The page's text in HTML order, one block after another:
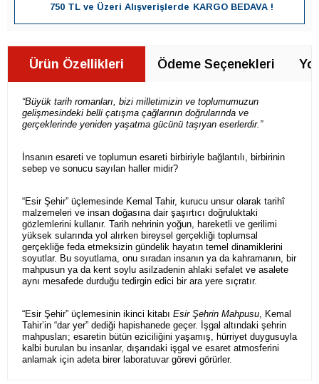
750 TL ve Üzeri Alışverişlerde KARGO BEDAVA !
Ürün Özellikleri Ödeme Seçenekleri
“Büyük tarih romanları, bizi milletimizin ve toplumumuzun
gelişmesindeki belli çatışma çağlarının doğrularında ve
gerçeklerinde yeniden yaşatma gücünü taşıyan eserlerdir.”
İnsanın esareti ve toplumun esareti birbiriyle bağlantılı, birbirinin
sebep ve sonucu sayılan haller midir?
“Esir Şehir” üçlemesinde Kemal Tahir, kurucu unsur olarak tarihî
malzemeleri ve insan doğasına dair şaşırtıcı doğruluktaki
gözlemlerini kullanır. Tarih nehrinin yoğun, hareketli ve gerilimi
yüksek sularında yol alırken bireysel gerçekliği toplumsal
gerçekliğe feda etmeksizin gündelik hayatın temel dinamiklerini
soyutlar. Bu soyutlama, onu sıradan insanın ya da kahramanın, bir
mahpusun ya da kent soylu asilzadenin ahlaki sefalet ve asalete
aynı mesafede durduğu tedirgin edici bir ara yere sıçratır.
“Esir Şehir” üçlemesinin ikinci kitabı Esir Şehrin Mahpusu, Kemal
Tahir’in “dar yer” dediği hapishanede geçer. İşgal altındaki şehrin
mahpusları; esaretin bütün eziciliğini yaşamış, hürriyet duygusuyla
kalbi burulan bu insanlar, dışarıdaki işgal ve esaret atmosferini
anlamak için adeta birer laboratuvar görevi görürler.